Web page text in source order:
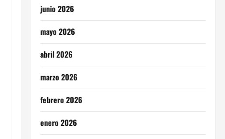
junio 2026
mayo 2026
abril 2026
marzo 2026
febrero 2026
enero 2026